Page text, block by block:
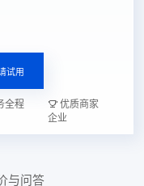
试用
全程
优质商家
企业
与问答